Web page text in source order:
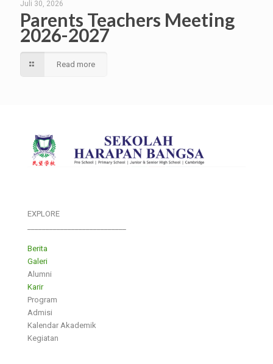
Juli 30, 2026
Parents Teachers Meeting
2026-2027
Read more
EXPLORE
Berita
Galeri
Alumni
Karir
Program
Admisi
Kalendar Akademik
Kegiatan